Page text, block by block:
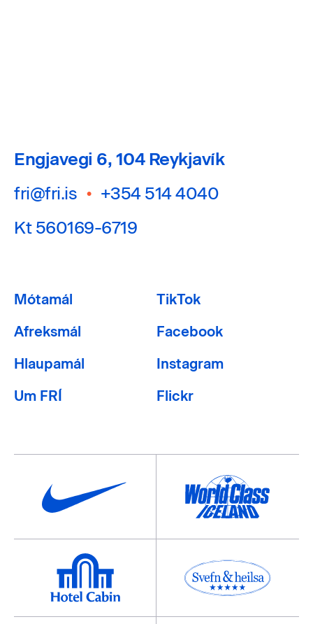
Engjavegi 6, 104 Reykjavík
fri@fri.is • +354 514 4040
Kt 560169-6719
Mótamál
Afreksmál
Hlaupamál
Um FRÍ
TikTok
Facebook
Instagram
Flickr